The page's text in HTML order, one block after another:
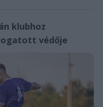
klubhoz
védője